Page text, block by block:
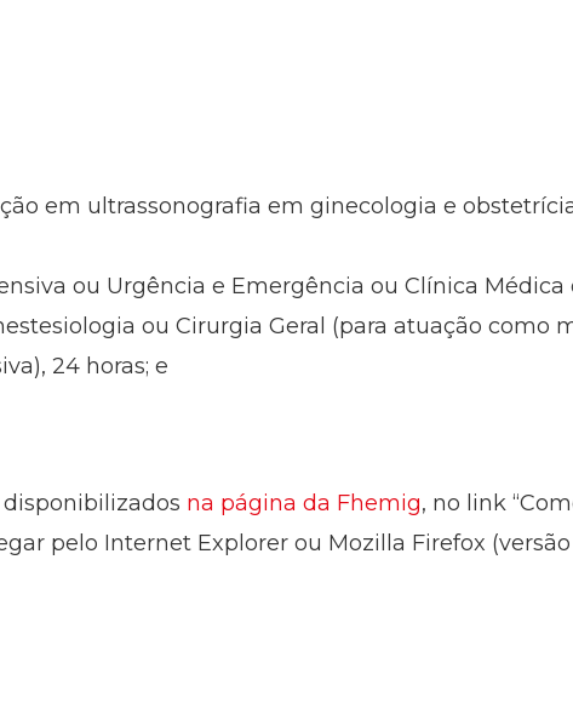
em ultrassonografia em ginecologia e
ou Urgência e Emergência ou Clínica Médica
ou Cirurgia Geral (para atuação como
24 horas; e
disponibilizados na página da Fhemig, no link
pelo Internet Explorer ou Mozilla Firefox (versão